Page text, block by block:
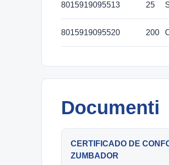
8015919095513 25
8015919095520 200
Documenti
CERTIFICADO DE
ZUMBADOR